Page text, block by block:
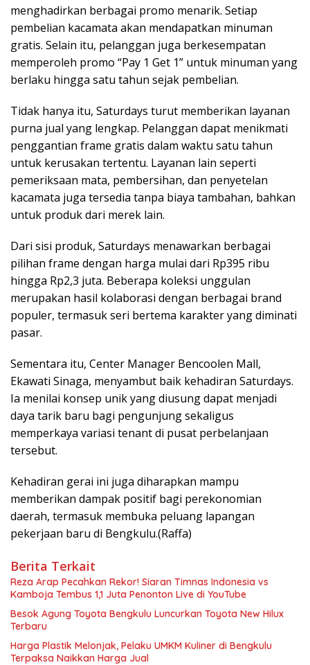
menghadirkan berbagai promo menarik. Setiap
pembelian kacamata akan mendapatkan minuman
gratis. Selain itu, pelanggan juga berkesempatan
memperoleh promo “Pay 1 Get 1” untuk minuman yang
berlaku hingga satu tahun sejak pembelian.
Tidak hanya itu, Saturdays turut memberikan layanan
purna jual yang lengkap. Pelanggan dapat menikmati
penggantian frame gratis dalam waktu satu tahun
untuk kerusakan tertentu. Layanan lain seperti
pemeriksaan mata, pembersihan, dan penyetelan
kacamata juga tersedia tanpa biaya tambahan, bahkan
untuk produk dari merek lain.
Dari sisi produk, Saturdays menawarkan berbagai
pilihan frame dengan harga mulai dari Rp395 ribu
hingga Rp2,3 juta. Beberapa koleksi unggulan
merupakan hasil kolaborasi dengan berbagai brand
populer, termasuk seri bertema karakter yang diminati
pasar.
Sementara itu, Center Manager Bencoolen Mall,
Ekawati Sinaga, menyambut baik kehadiran Saturdays.
Ia menilai konsep unik yang diusung dapat menjadi
daya tarik baru bagi pengunjung sekaligus
memperkaya variasi tenant di pusat perbelanjaan
tersebut.
Kehadiran gerai ini juga diharapkan mampu
memberikan dampak positif bagi perekonomian
daerah, termasuk membuka peluang lapangan
pekerjaan baru di Bengkulu.(Raffa)
Berita Terkait
Reza Arap Pecahkan Rekor! Siaran Timnas Indonesia vs
Kamboja Tembus 1,1 Juta Penonton Live di YouTube
Besok Agung Toyota Bengkulu Luncurkan Toyota New Hilux
Terbaru
Harga Plastik Melonjak, Pelaku UMKM Kuliner di Bengkulu
Terpaksa Naikkan Harga Jual